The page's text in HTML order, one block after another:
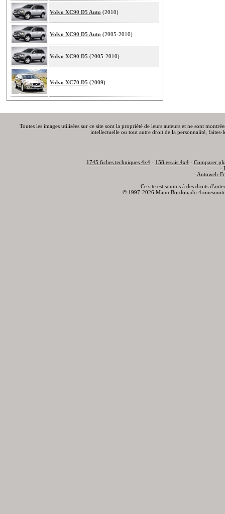
Volvo XC90 D5 Auto (2010)
Volvo XC90 D5 Auto (2005-2010)
Volvo XC90 D5 (2005-2010)
Volvo XC70 D5 (2009)
Toutes les images utilisées sur ce site sont la propriété de leurs auteurs et ne sont
intellectuelle ou tout autre droit de la personnalité,
1745 fiches techniques 4x4 - 158 essais 4x4 - Comparer
-
- Autoweb-
Ce site est soumis à des droits
© 1997-2026 Manu Bordonado